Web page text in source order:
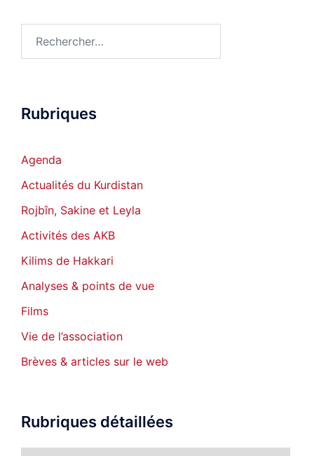
Rubriques
Agenda
Actualités du Kurdistan
Rojbîn, Sakine et Leyla
Activités des AKB
Kilims de Hakkari
Analyses & points de vue
Films
Vie de l’association
Brèves & articles sur le web
Rubriques détaillées